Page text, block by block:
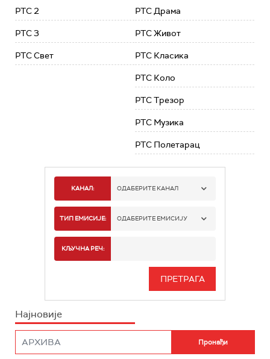
РТС 2
РТС 3
РТС Свет
РТС Драма
РТС Живот
РТС Класика
РТС Коло
РТС Трезор
РТС Музика
РТС Полетарац
КАНАЛ: ОДАБЕРИТЕ КАНАЛ
РТС 1
РТС 3
ТИП ЕМИСИЈЕ: ОДАБЕРИТЕ ЕМИСИЈУ
ИНФО
КЉУЧНА РЕЧ:
Најновије